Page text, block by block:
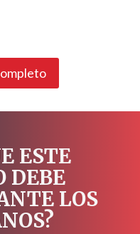
ESTE
DEBE
LOS